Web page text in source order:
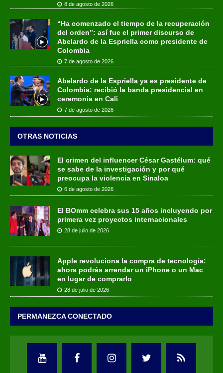
8 de agosto de 2026
“Ha comenzado el tiempo de la recuperación
del orden”: así fue el primer discurso de
Abelardo de la Espriella como presidente de
Colombia
7 de agosto de 2026
Abelardo de la Espriella ya es presidente de
Colombia: recibió la banda presidencial en
ceremonia en Cali
7 de agosto de 2026
OTRAS NOTICIAS
El crimen del influencer César Gastélum: qué
se sabe de la investigación y por qué
preocupa la violencia en Sinaloa
6 de agosto de 2026
El BOmm celebra sus 15 años incluyendo por
primera vez proyectos internacionales
28 de julio de 2026
Apple revoluciona la compra de tecnología:
ahora podrás arrendar un iPhone o un Mac
en lugar de comprarlo
28 de julio de 2026
PERMANEZCA CONECTADO